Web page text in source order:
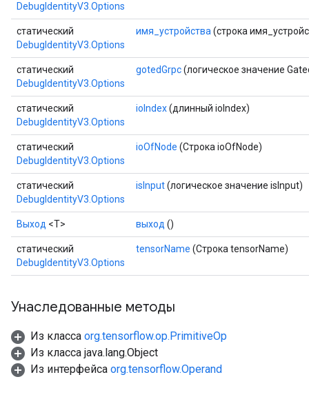
DebugIdentityV3.Options
статический
DebugIdentityV3.Options
имя_устройства (строка
статический
DebugIdentityV3.Options
gotedGrpc(логическое значение
статический
DebugIdentityV3.Options
ioIndex(длинный ioIndex)
статический
DebugIdentityV3.Options
ioOfNode (Строка ioOfNode)
статический
DebugIdentityV3.Options
isInput(логическое значение isInput)
Выход <Т> выход ()
статический
DebugIdentityV3.Options
tensorName (Строка tensorName)
Унаследованные методы
Из класса org.tensorflow.op.PrimitiveOp
Из класса java.lang.Object
Из интерфейса org.tensorflow.Operand